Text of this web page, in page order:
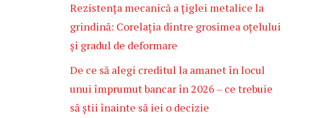
Rezistența mecanică a țiglei metalice la
grindină: Corelația dintre grosimea oțelului
și gradul de deformare
De ce să alegi creditul la amanet în locul
unui împrumut bancar în 2026 – ce trebuie
să știi înainte să iei o decizie